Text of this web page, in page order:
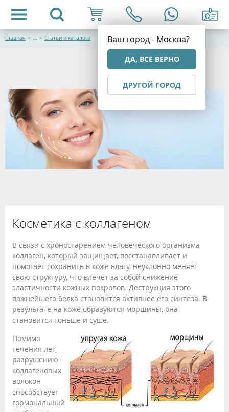
Ваш город - Москва?
ДА, ВСЕ ВЕРНО
ДРУГОЙ ГОРОД
Главная > ... > Статьи и каталоги
Косметика с коллагеном
В связи с хроностарением человеческого организма
коллаген, который защищает, восстанавливает и
помогает сохранить в коже влагу, неуклонно меняет
свою структуру, что влечет за собой снижение
эластичности кожных покровов. Деструкция этого
важнейшего белка становится активнее его синтеза. В
результате на коже образуются морщины, она
становится тоньше и суше.
Помимо
течения лет,
разрушению
коллагеновых
волокон
способствует
гормональный